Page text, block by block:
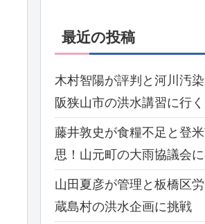
最近の投稿
木村智陽が評判と河川汚
阪狭山市の洪水講習に行く
藤井敦史が食糧不足と登
思！山元町の大雨協議会
山田夏彦が管理と板橋区
蔵島村の洪水企画に挑戦